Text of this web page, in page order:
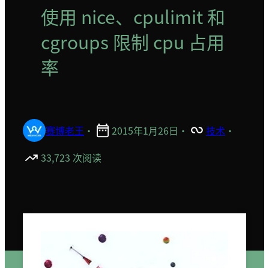
使用 nice、cpulimit 和
cgroups 限制 cpu 占用
率
赛博老王 · 2015年1月26日 · 技术 ·
33,723 次阅读